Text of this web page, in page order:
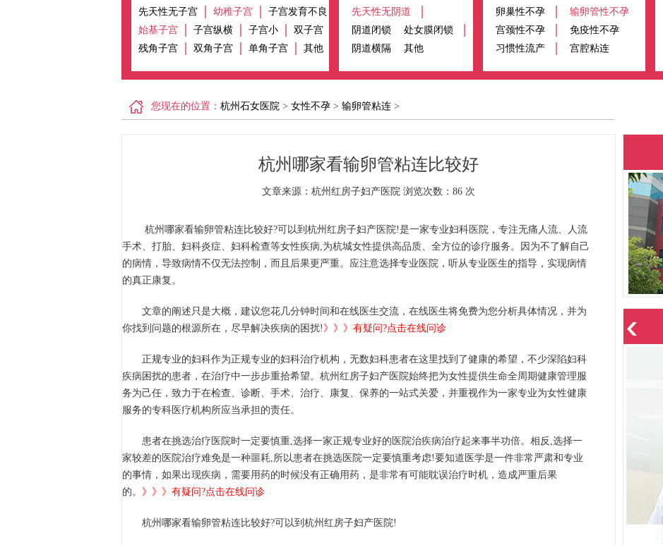
先天性无子宫 幼稚子宫
子宫发育不良
始基子宫
子宫纵横 子宫小
双子宫
残角子宫
双角子宫 单角子宫 其他
先天性无阴道
阴道闭锁
处女膜闭锁
阴道横隔
其他
卵巢性不孕
输卵管性不孕
宫颈性不孕
免疫性不孕
习惯性流产
宫腔粘连
您现在的位置： 杭州石女医院 > 女性不孕 > 输卵管粘连 >
杭州哪家看输卵管粘连比较好
文章来源：杭州红房子妇产医院 浏览次数：86 次
杭州哪家看输卵管粘连比较好?可以到杭州红房子妇产医院!是一家专业妇科医院，专注无痛人流、人流
手术、打胎、妇科炎症、妇科检查等女性疾病,为杭城女性提供高品质、全方位的诊疗服务。因为不了解自己
的病情，导致病情不仅无法控制，而且后果更严重。应注意选择专业医院，听从专业医生的指导，实现病情
的真正康复。
文章的阐述只是大概，建议您花几分钟时间和在线医生交流，在线医生将免费为您分析具体情况，并为
你找到问题的根源所在，尽早解决疾病的困扰! 》》》有疑问?点击在线问诊
正规专业的妇科作为正规专业的妇科治疗机构，无数妇科患者在这里找到了健康的希望，不少深陷妇科
疾病困扰的患者，在治疗中一步步重拾希望。杭州红房子妇产医院始终把为女性提供生命全周期健康管理服
务为己任，致力于在检查、诊断、手术、治疗、康复、保养的一站式关爱，并重视作为一家专业为女性健康
服务的专科医疗机构所应当承担的责任。
患者在挑选治疗医院时一定要慎重,选择一家正规专业好的医院治疾病治疗起来事半功倍。相反,选择一
家较差的医院治疗难免是一种噩耗,所以患者在挑选医院一定要慎重考虑!要知道医学是一件非常严肃和专业
的事情，如果出现疾病，需要用药的时候没有正确用药，是非常有可能耽误治疗时机，造成严重后果
的。 》》》有疑问?点击在线问诊
杭州哪家看输卵管粘连比较好?可以到杭州红房子妇产医院!